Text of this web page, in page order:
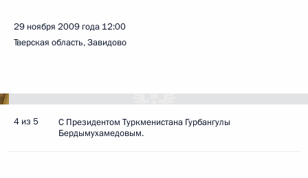
29 ноября 2009 года 12:00
Тверская область, Завидово
4 из 5
С Президентом Туркменистана Гурбангулы
Бердымухамедовым.